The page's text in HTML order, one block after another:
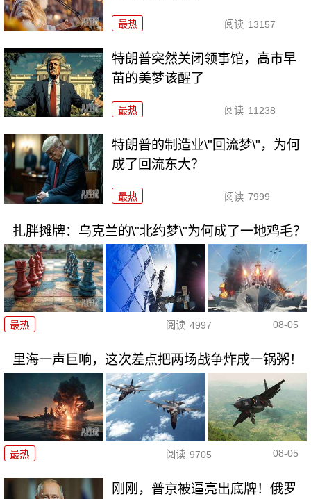
最热 阅读 13157
特朗普突然关闭领事馆，高市早
苗的美梦该醒了
最热 阅读 11238
特朗普的制造业\"回流梦\"，为何
成了回流东大？
最热 阅读 7999
扎胖摊牌：乌克兰的\"北约梦\"为何成了一地鸡毛？
最热 阅读 4997 08-05
里海一声巨响，这次差点把两场战争炸成一锅粥！
最热 阅读 9705 08-05
刚刚，普京被逼亮出底牌！俄罗